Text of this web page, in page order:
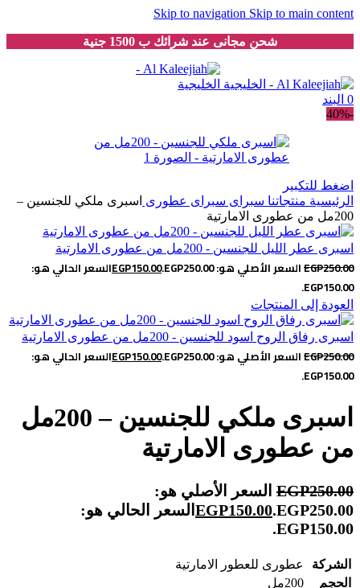
Skip to navigation Skip to main content
شحن مجانى عند شرائك ب 1500 جنية
0 البند
-40%
اضغط للتكبير
الرئيسية منتجاتنا سبراى سبراى عطورى اسبرى ملكي للجنسين –
200مل من عطورى الامارتية
اسبرى عطر الليل للجنسين - 200مل من عطورى الامارتية
EGP250.00 السعر الأصلي هو: EGP250.00. EGP150.00
السعر الحالي هو:
EGP150.00.
العودة إلى المنتجات
اسبرى رفاق الروح اسود للجنسين - 200مل من عطورى الامارتية
EGP250.00 السعر الأصلي هو: EGP250.00. EGP150.00
السعر الحالي هو:
EGP150.00.
اسبرى ملكي للجنسين – 200مل
من عطورى الامارتية
EGP250.00
السعر الأصلي هو:
EGP250.00.
EGP150.00
السعر الحالي هو:
EGP150.00.
الشركة
عطورى للعطور الامارتية
الحجم
200مل